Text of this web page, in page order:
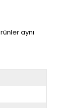
aynı